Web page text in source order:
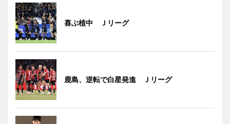
喜ぶ植中 Ｊリーグ
鹿島、逆転で白星発進 Ｊリーグ